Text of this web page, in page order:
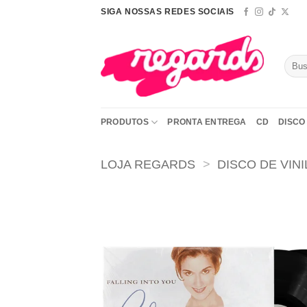
SIGA NOSSAS REDES SOCIAIS
por:
PRODUTOS PRONTA ENTREGA CD
LOJA REGARDS > DISCO DE